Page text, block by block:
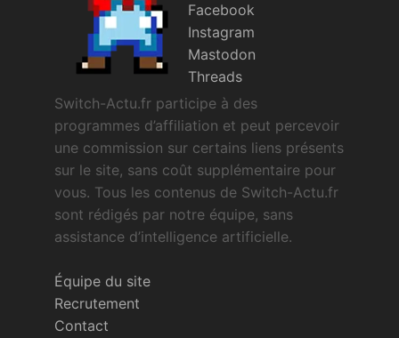
Facebook
Instagram
Mastodon
Threads
Switch-Actu.fr participe à des
programmes d’affiliation et peut percevoir
une commission sur certains liens présents
sur le site, sans coût supplémentaire pour
vous. Tous les contenus de Switch-Actu.fr
sont rédigés par notre équipe, sans
assistance d’intelligence artificielle.
Équipe du site
Recrutement
Contact